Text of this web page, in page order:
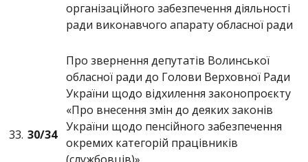
організаційного забезпечення діяльності
ради виконавчого апарату обласної ради
33. 30/34
Про звернення депутатів Волинської
обласної ради до Голови Верховної Ради
України щодо відхилення законопроєкту
«Про внесення змін до деяких законів
України щодо пенсійного забезпечення
окремих категорій працівників